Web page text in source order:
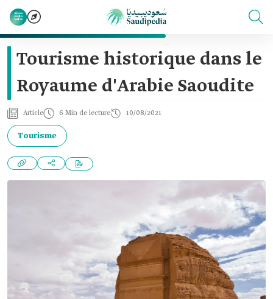
Tourisme historique dans le
Royaume d'Arabie Saoudite
Article 6 Min de lecture 10/08/2021
Tourisme